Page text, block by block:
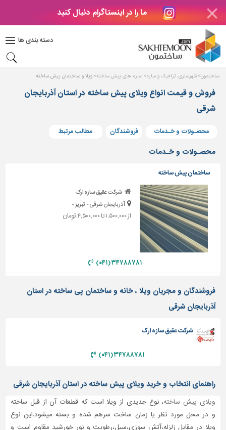
ما را در اینستاگرام دنبال کنید
دسته بندی ها
دکوراسیون
بتن
های
بتنی
پنجره
مصالح
پله،
نرده
و
حفاظ
دیوارپوش،
کفپوش
و
بهداشتی
ابزار،یراق
ماشین
برقی،روشنایی،ایمنی
محوطه
سازی
و
نما
ساختمون شهرسازی، ترافیک و سازه سازه های پیش ساخته ویلا و ساختمان پیش ساخته
فروش و قیمت انواع ویلای پیش ساخته در استان آذربایجان
شرقی
محصـولات و خـدمات فروشندگان مطالب مرتبط
محصـولات و خـدمات
ساختمان پیش ساخته
شرکت عقیق سازه ارک
آذربایجان شرقی - تبریز -
از ۱,۵۰۰,۰۰۰ تا ۴,۵۰۰,۰۰۰ تومان
۳۴۷۸۸۷۸۱ (۰۴۱)
فروشندگان و مجریان ویلا ، خانه و ساختمان پی ساخته در استان
آذربایجان شرقی
شرکت عقیق سازه ارک
۳۴۷۸۸۷۸۱ (۰۴۱)
راهنمای انتخاب و خرید ویلای پیش ساخته در استان آذربایجان شرقی
ویلای پیش ساخته، نوع جدیدی از ویلا است که قطعات آن از قبل ساخته
و در محل مورد نظر یا زمان ساخت سرهم شده و بسته میشود.این نوع
ویلا در مقابل زلزله،آتش سوزی،سیل،رطوبت و نور خورشید مقاوم است و